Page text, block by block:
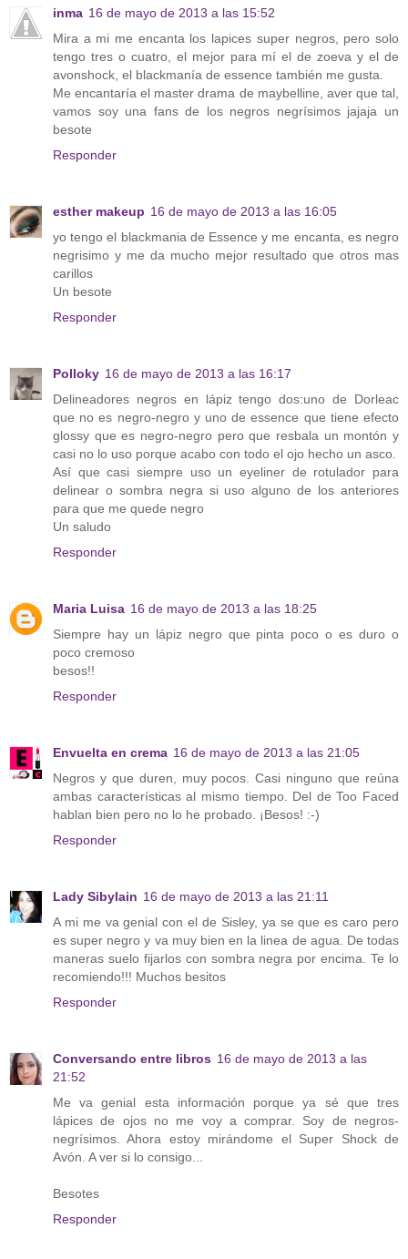
inma 16 de mayo de 2013 a las 15:52
Mira a mi me encanta los lapices super negros, pero solo
tengo tres o cuatro, el mejor para mí el de zoeva y el de
avonshock, el blackmanía de essence también me gusta.
Me encantaría el master drama de maybelline, aver que tal,
vamos soy una fans de los negros negrísimos jajaja un
besote
Responder
esther makeup 16 de mayo de 2013 a las 16:05
yo tengo el blackmania de Essence y me encanta, es negro
negrisimo y me da mucho mejor resultado que otros mas
carillos
Un besote
Responder
Polloky 16 de mayo de 2013 a las 16:17
Delineadores negros en lápiz tengo dos:uno de Dorleac
que no es negro-negro y uno de essence que tiene efecto
glossy que es negro-negro pero que resbala un montón y
casi no lo uso porque acabo con todo el ojo hecho un asco.
Así que casi siempre uso un eyeliner de rotulador para
delinear o sombra negra si uso alguno de los anteriores
para que me quede negro
Un saludo
Responder
Maria Luisa 16 de mayo de 2013 a las 18:25
Siempre hay un lápiz negro que pinta poco o es duro o
poco cremoso
besos!!
Responder
Envuelta en crema 16 de mayo de 2013 a las 21:05
Negros y que duren, muy pocos. Casi ninguno que reúna
ambas características al mismo tiempo. Del de Too Faced
hablan bien pero no lo he probado. ¡Besos! :-)
Responder
Lady Sibylain 16 de mayo de 2013 a las 21:11
A mi me va genial con el de Sisley, ya se que es caro pero
es super negro y va muy bien en la linea de agua. De todas
maneras suelo fijarlos con sombra negra por encima. Te lo
recomiendo!!! Muchos besitos
Responder
Conversando entre libros 16 de mayo de 2013 a las
21:52
Me va genial esta información porque ya sé que tres
lápices de ojos no me voy a comprar. Soy de negros-
negrísimos. Ahora estoy mirándome el Super Shock de
Avón. A ver si lo consigo...
Besotes
Responder